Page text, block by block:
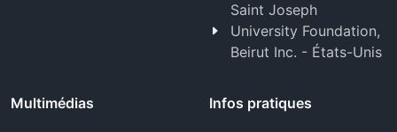
Saint Joseph
University Foundation,
Beirut Inc. - États-Unis
Multimédias Infos pratiques